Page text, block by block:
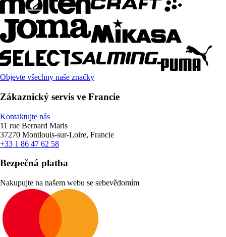
Objevte všechny naše značky
Zákaznický servis ve Francie
Kontaktujte nás
11 rue Bernard Maris
37270 Montlouis-sur-Loire, Francie
+33 1 86 47 62 58
Bezpečná platba
Nakupujte na našem webu se sebevědomím